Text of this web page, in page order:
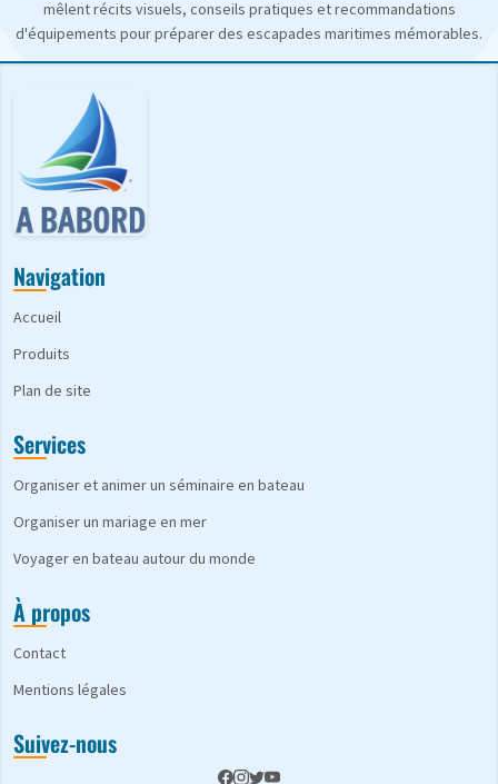
mêlent récits visuels, conseils pratiques et recommandations
d'équipements pour préparer des escapades maritimes mémorables.
Navigation
Accueil
Produits
Plan de site
Services
Organiser et animer un séminaire en bateau
Organiser un mariage en mer
Voyager en bateau autour du monde
À propos
Contact
Mentions légales
Suivez-nous